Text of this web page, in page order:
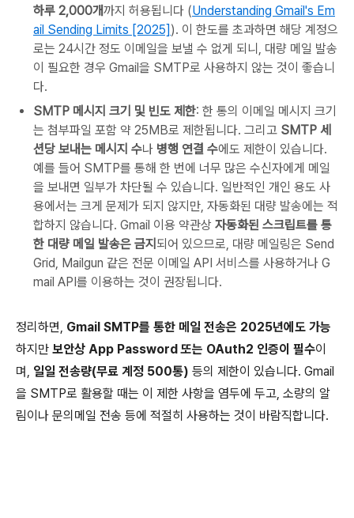
하루 2,000개까지 허용됩니다 (Understanding Gmail's Em
ail Sending Limits [2025] ). 이 한도를 초과하면 해당 계정으
로는 24시간 정도 이메일을 보낼 수 없게 되니, 대량 메일 발송
이 필요한 경우 Gmail을 SMTP로 사용하지 않는 것이 좋습니
다.
SMTP 메시지 크기 및 빈도 제한: 한 통의 이메일 메시지 크기
는 첨부파일 포함 약 25MB로 제한됩니다. 그리고 SMTP 세
션당 보내는 메시지 수나 병행 연결 수에도 제한이 있습니다.
예를 들어 SMTP를 통해 한 번에 너무 많은 수신자에게 메일
을 보내면 일부가 차단될 수 있습니다. 일반적인 개인 용도 사
용에서는 크게 문제가 되지 않지만, 자동화된 대량 발송에는 적
합하지 않습니다. Gmail 이용 약관상 자동화된 스크립트를 통
한 대량 메일 발송은 금지 되어 있으므로, 대량 메일링은 Send
Grid, Mailgun 같은 전문 이메일 API 서비스를 사용하거나 G
mail API를 이용하는 것이 권장됩니다.
정리하면, Gmail SMTP를 통한 메일 전송은 2025년에도 가능
하지만 보안상 App Password 또는 OAuth2 인증이 필수이
며, 일일 전송량(무료 계정 500통) 등의 제한이 있습니다. Gmail
을 SMTP로 활용할 때는 이 제한 사항을 염두에 두고, 소량의 알
림이나 문의메일 전송 등에 적절히 사용하는 것이 바람직합니다.